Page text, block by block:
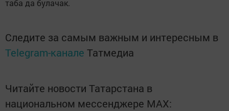
таба да булачак.
Следите за самым важным и интересным в
Telegram-канале Татмедиа
Читайте новости Татарстана в
национальном мессенджере MАХ: